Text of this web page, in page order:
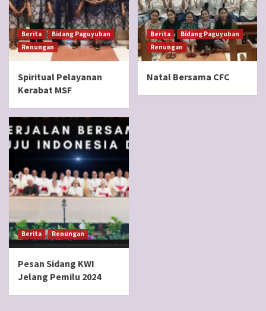
Berita
Bidang Paguyuban
Renungan
Spiritual Pelayanan
Kerabat MSF
Berita
Bidang Paguyuban
Renungan
Natal Bersama CFC
Berita Renungan
Pesan Sidang KWI
Jelang Pemilu 2024